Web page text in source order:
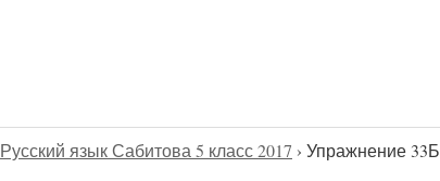
Русский язык Сабитова 5 класс 2017 › Упражнение 33Б